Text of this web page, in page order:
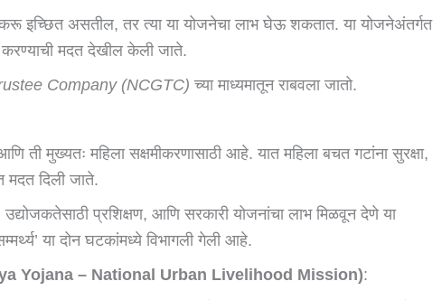
इच्छित असतील, तर त्या या योजनेचा लाभ घेऊ शकतात. या योजनेअंतर्गत
करण्याची मदत देखील केली जाते.
Company (NCGTC) च्या माध्यमातून राबवला जातो.
मुख्यतः महिला सक्षमीकरणासाठी आहे. यात महिला बचत गटांना सुरक्षा,
मदत दिली जाते.
प्रशिक्षण, आणि सरकारी योजनांचा लाभ मिळवून देणे या
या दोन घटकांमध्ये विभागली गेली आहे.
Yojana – National Urban Livelihood Mission):